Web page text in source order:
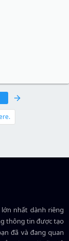
nhất dành riêng
thông tin được tạo
đã và đang quan